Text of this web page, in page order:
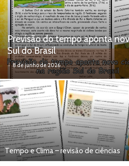
Previsão do tempo aponta
Sul do Brasil
- 8 de junho de 2026
Tempo e Clima – revisão de ciências